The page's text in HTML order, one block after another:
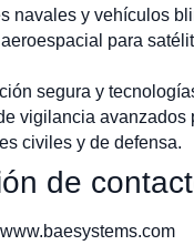
navales y vehículos
aeroespacial para
segura y
vigilancia avanzados
civiles y de defensa.
de